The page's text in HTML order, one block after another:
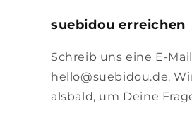
suebidou erreichen
Schreib uns eine E-
hello@suebidou.de.
alsbald, um Deine